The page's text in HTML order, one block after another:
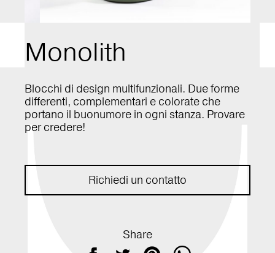
Monolith
Blocchi di design multifunzionali. Due forme
differenti, complementari e colorate che
portano il buonumore in ogni stanza. Provare
per credere!
Richiedi un contatto
Richiedi un contatto
Share